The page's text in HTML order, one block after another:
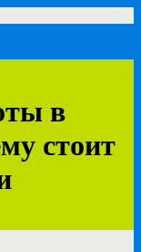
в
стоит